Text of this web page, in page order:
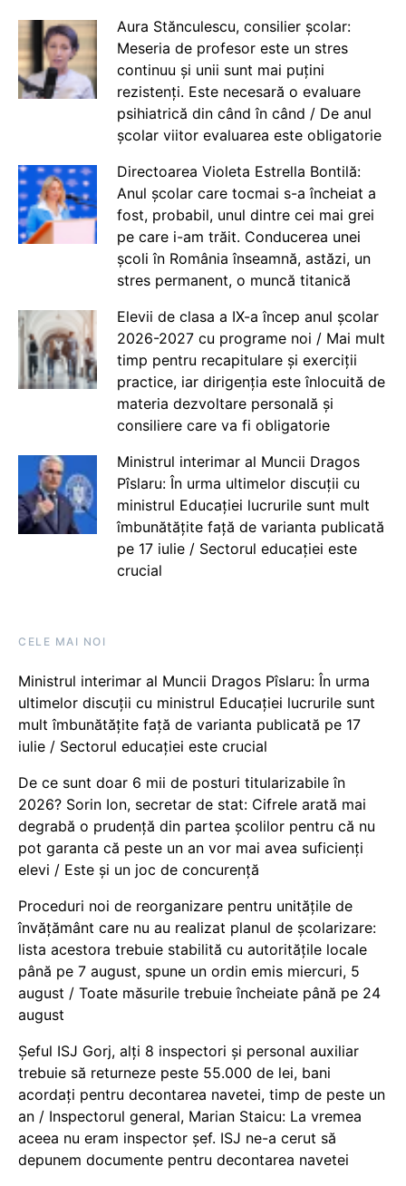
Aura Stănculescu, consilier școlar:
Meseria de profesor este un stres
continuu și unii sunt mai puțini
rezistenți. Este necesară o evaluare
psihiatrică din când în când / De anul
școlar viitor evaluarea este obligatorie
Directoarea Violeta Estrella Bontilă:
Anul școlar care tocmai s-a încheiat a
fost, probabil, unul dintre cei mai grei
pe care i-am trăit. Conducerea unei
școli în România înseamnă, astăzi, un
stres permanent, o muncă titanică
Elevii de clasa a IX-a încep anul școlar
2026-2027 cu programe noi / Mai mult
timp pentru recapitulare și exerciții
practice, iar dirigenția este înlocuită de
materia dezvoltare personală și
consiliere care va fi obligatorie
Ministrul interimar al Muncii Dragos
Pîslaru: În urma ultimelor discuții cu
ministrul Educației lucrurile sunt mult
îmbunătățite față de varianta publicată
pe 17 iulie / Sectorul educației este
crucial
CELE MAI NOI
Ministrul interimar al Muncii Dragos Pîslaru: În urma
ultimelor discuții cu ministrul Educației lucrurile sunt
mult îmbunătățite față de varianta publicată pe 17
iulie / Sectorul educației este crucial
De ce sunt doar 6 mii de posturi titularizabile în
2026? Sorin Ion, secretar de stat: Cifrele arată mai
degrabă o prudență din partea școlilor pentru că nu
pot garanta că peste un an vor mai avea suficienți
elevi / Este și un joc de concurență
Proceduri noi de reorganizare pentru unitățile de
învățământ care nu au realizat planul de școlarizare:
lista acestora trebuie stabilită cu autoritățile locale
până pe 7 august, spune un ordin emis miercuri, 5
august / Toate măsurile trebuie încheiate până pe 24
august
Șeful ISJ Gorj, alți 8 inspectori și personal auxiliar
trebuie să returneze peste 55.000 de lei, bani
acordați pentru decontarea navetei, timp de peste un
an / Inspectorul general, Marian Staicu: La vremea
aceea nu eram inspector șef. ISJ ne-a cerut să
depunem documente pentru decontarea navetei